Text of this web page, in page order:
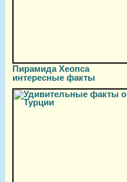
Пирамида Хеопса
интересные факты